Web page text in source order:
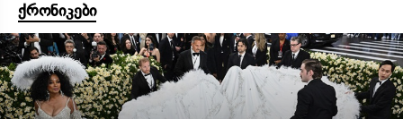
ქრონიკები